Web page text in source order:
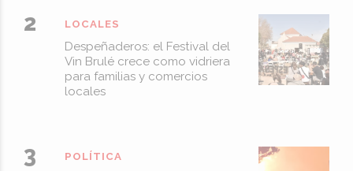
Despeñaderos: el Festival del
Vin Brulé crece como vidriera
para familias y comercios
locales
LOCALES
POLÍTICA